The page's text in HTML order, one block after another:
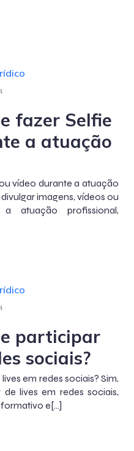
fazer Selfie
a atuação
vídeo durante a atuação
imagens, vídeos ou
atuação profissional,
participar
sociais?
em redes sociais? Sim,
lives em redes sociais,
e[…]